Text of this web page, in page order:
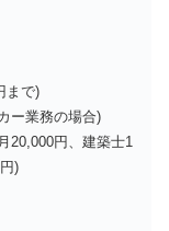
まで)
ー業務の場合)
20,000円、建築士1
)